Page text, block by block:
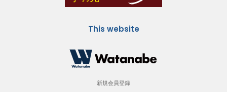
This website
新規会員登録